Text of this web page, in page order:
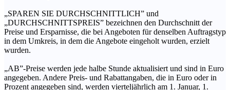
„SPAREN SIE DURCHSCHNITTLICH” und
„DURCHSCHNITTSPREIS” bezeichnen den Durchschnitt der
Preise und Ersparnisse, die bei Angeboten für denselben Auftragstyp
in dem Umkreis, in dem die Angebote eingeholt wurden, erzielt
wurden.
„AB”-Preise werden jede halbe Stunde aktualisiert und sind in Euro
angegeben. Andere Preis- und Rabattangaben, die in Euro oder in
Prozent angegeben sind, werden vierteljährlich am 1. Januar, 1.